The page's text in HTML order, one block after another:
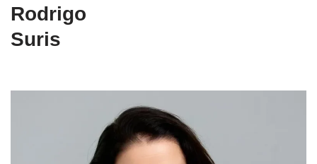
Rodrigo
Suris